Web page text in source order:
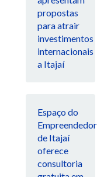
propostas
para atrair
investimentos
internacionais
a Itajaí
Espaço do
Empreendedor
de Itajaí
oferece
consultoria